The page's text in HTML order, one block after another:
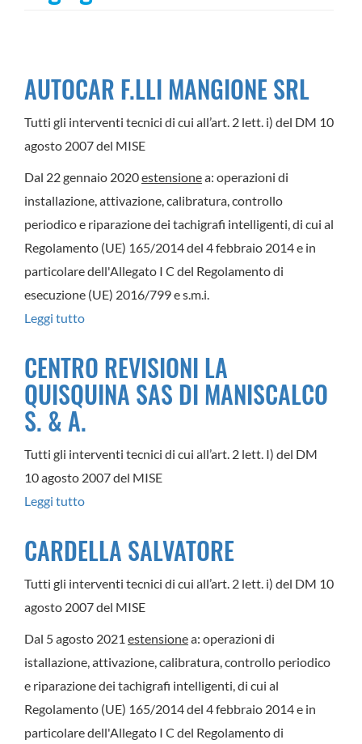
AUTOCAR F.LLI MANGIONE SRL
Tutti gli interventi tecnici di cui all’art. 2 lett. i) del DM 10
agosto 2007 del MISE
Dal 22 gennaio 2020estensionea: operazioni di
installazione, attivazione, calibratura, controllo
periodico e riparazione dei tachigrafi intelligenti, di cui al
Regolamento (UE) 165/2014 del 4 febbraio 2014 e in
particolare dell'Allegato I C del Regolamento di
esecuzione (UE) 2016/799 e s.m.i.
Leggi tutto
F.LLI
MANGIONE
CENTRO REVISIONI LA
QUISQUINA SAS DI MANISCALCO
S. & A.
Tutti gli interventi tecnici di cui all’art. 2 lett. I) del DM
10 agosto 2007 del MISE
Leggi tutto
REVISIONI
DI
MANISCALCO
S.
&
A.
CARDELLA SALVATORE
Tutti gli interventi tecnici di cui all’art. 2 lett. i) del DM 10
agosto 2007 del MISE
Dal 5 agosto 2021 estensionea: operazioni di
istallazione, attivazione, calibratura, controllo periodico
e riparazione dei tachigrafi intelligenti, di cui al
Regolamento (UE) 165/2014 del 4 febbraio 2014 e in
particolare dell'Allegato I C del Regolamento di